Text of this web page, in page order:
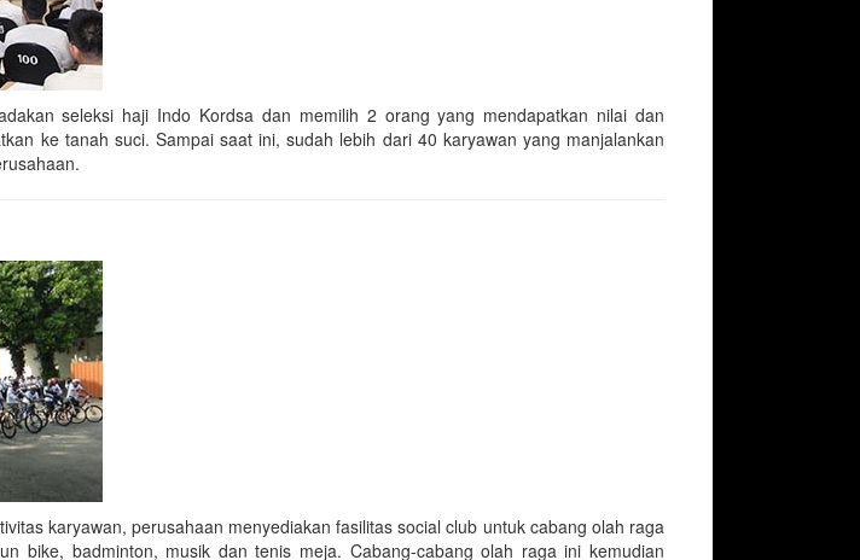
seleksi haji Indo Kordsa dan memilih 2 orang yang mendapatkan nilai dan
ke tanah suci. Sampai saat ini, sudah lebih dari 40 karyawan yang manjalankan
karyawan, perusahaan menyediakan fasilitas social club untuk cabang olah raga
bike, badminton, musik dan tenis meja. Cabang-cabang olah raga ini kemudian